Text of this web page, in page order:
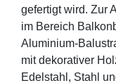
gefertigt wird. Zur
im Bereich
Aluminium-
mit dekorativer
Edelstahl, Stahl